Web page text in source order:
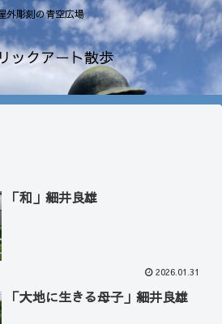
外彫刻の青空広場
ックアート散歩
「和」細井良雄
2026.01.31
「大地に生きる母子」細井良雄